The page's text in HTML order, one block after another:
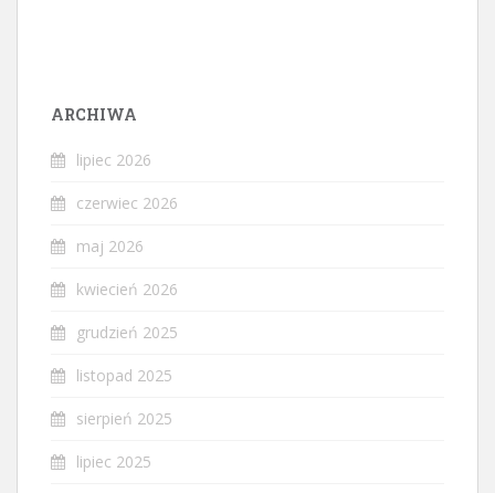
ARCHIWA
lipiec 2026
czerwiec 2026
maj 2026
kwiecień 2026
grudzień 2025
listopad 2025
sierpień 2025
lipiec 2025